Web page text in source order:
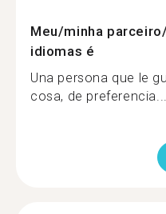
Meu/minha
idiomas é
Una persona que le
cosa, de preferencia...